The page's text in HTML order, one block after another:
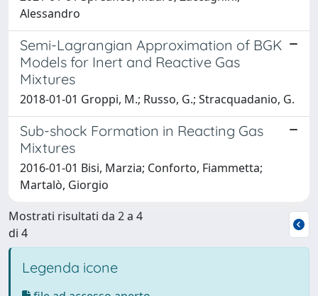
Alessandro
Semi-Lagrangian Approximation of BGK
Models for Inert and Reactive Gas
Mixtures
2018-01-01 Groppi, M.; Russo, G.; Stracquadanio, G.
Sub-shock Formation in Reacting Gas
Mixtures
2016-01-01 Bisi, Marzia; Conforto, Fiammetta;
Martalò, Giorgio
Mostrati risultati da 2 a 4
di 4
Legenda icone